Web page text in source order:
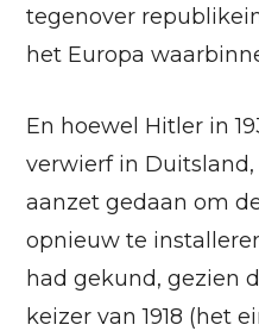
tegenover
het Europa
En hoewel Hitler in
verwierf in
aanzet gedaan om
opnieuw te
had gekund, gezien
keizer van 1918 (het